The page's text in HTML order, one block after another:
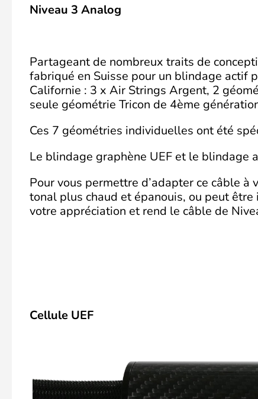
Niveau 3 Analog
Partageant de nombreux traits de
fabriqué en Suisse pour un blindage actif
Californie : 3 x Air Strings Argent, 2
seule géométrie Tricon de 4ème
Ces 7 géométries individuelles ont été
Le blindage graphène UEF et le blindage
Pour vous permettre d’adapter ce câble
tonal plus chaud et épanouis, ou peut
votre appréciation et rend le câble de
Cellule UEF